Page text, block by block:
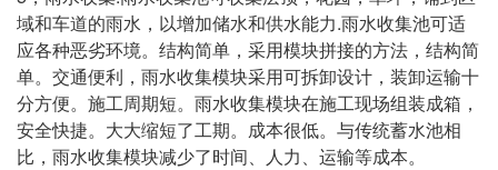
域和车道的雨水，以增加储水和供水能力.雨水收集池可适
应各种恶劣环境。结构简单，采用模块拼接的方法，结构简
单。交通便利，雨水收集模块采用可拆卸设计，装卸运输十
分方便。施工周期短。雨水收集模块在施工现场组装成箱，
安全快捷。大大缩短了工期。成本很低。与传统蓄水池相
比，雨水收集模块减少了时间、人力、运输等成本。